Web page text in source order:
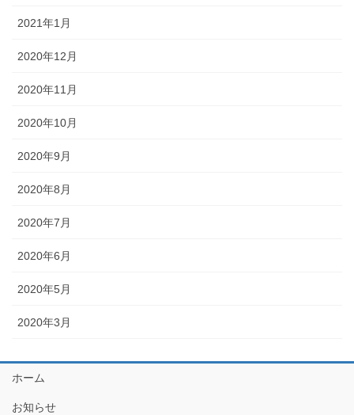
2021年1月
2020年12月
2020年11月
2020年10月
2020年9月
2020年8月
2020年7月
2020年6月
2020年5月
2020年3月
ホーム
お知らせ